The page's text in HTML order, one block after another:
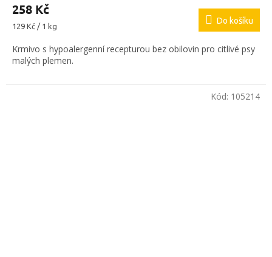
258 Kč
Měrná
129 Kč / 1 kg
Do košíku
Krmivo s hypoalergenní recepturou bez obilovin pro citlivé psy
malých plemen.
Kód: 105214